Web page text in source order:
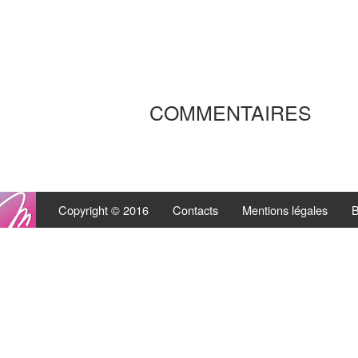
COMMENTAIRES
Copyright © 2016 Contacts Mentions légales